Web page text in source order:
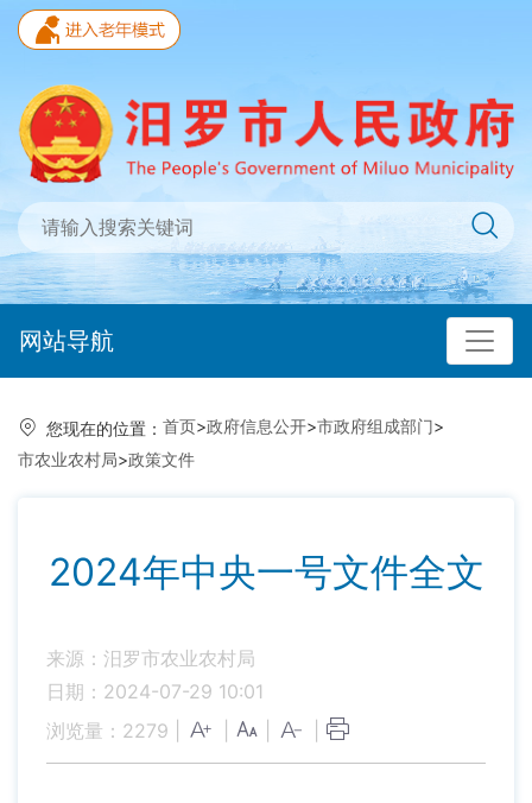
网站导航
您现在的位置： 首页>政府信息公开>市政府组成部门>
市农业农村局>政策文件
2024年中央一号文件全文
来源：汨罗市农业农村局
日期：2024-07-29 10:01
浏览量： 2279